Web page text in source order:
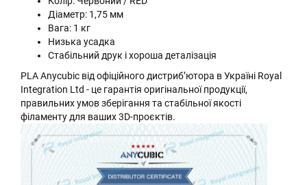
Діаметр: 1,75 мм
Вага: 1 кг
Низька усадка
Стабільний друк і хороша деталізація
PLA Anycubic від офіційного дистриб’ютора в Україні Royal
Integration Ltd - це гарантія оригінальної продукції,
правильних умов зберігання та стабільної якості
філаменту для ваших 3D-проєктів.